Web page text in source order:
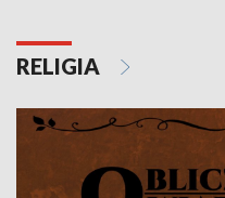
RELIGIA